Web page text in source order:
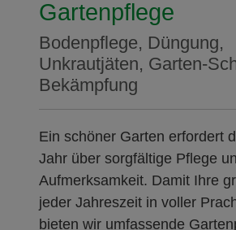
Gartenpflege
Bodenpflege, Düngung,
Unkrautjäten, Garten-
Bekämpfung
Ein schöner Garten erfordert
Jahr über sorgfältige Pflege
Aufmerksamkeit. Damit Ihre
jeder Jahreszeit in voller
bieten wir umfassende